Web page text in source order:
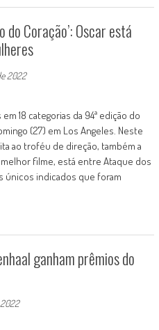
do Coração’: Oscar está
2022
18 categorias da 94ª edição do
(27) em Los Angeles. Neste
ao troféu de direção, também a
filme, está entre Ataque dos
únicos indicados que foram
ganham prêmios do